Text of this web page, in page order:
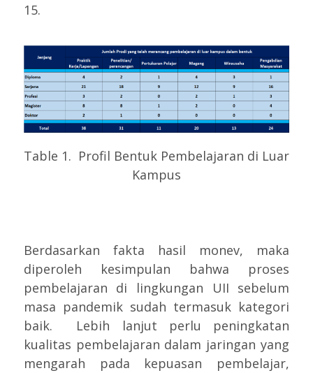
15.
Table 1. Profil Bentuk Pembelajaran di Luar
Kampus
Berdasarkan fakta hasil monev, maka
diperoleh kesimpulan bahwa proses
pembelajaran di lingkungan UII sebelum
masa pandemik sudah termasuk kategori
baik. Lebih lanjut perlu peningkatan
kualitas pembelajaran dalam jaringan yang
mengarah pada kepuasan pembelajar,